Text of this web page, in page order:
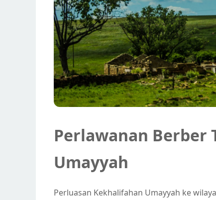
Perlawanan Berber
Umayyah
Perluasan Kekhalifahan Umayyah ke